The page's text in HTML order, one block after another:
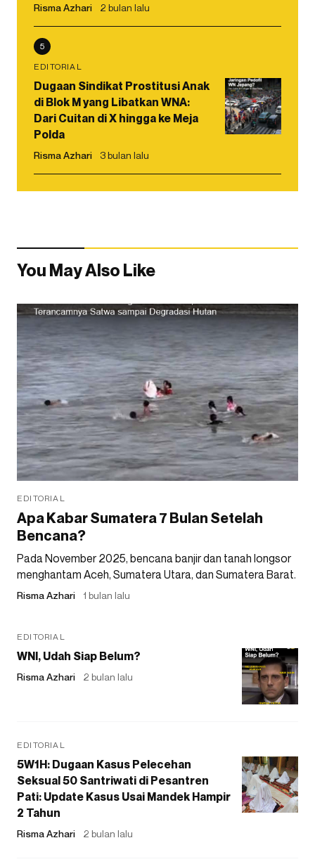
Risma Azhari 2 bulan lalu
5
EDITORIAL
Dugaan Sindikat Prostitusi Anak
di Blok M yang Libatkan WNA:
Dari Cuitan di X hingga ke Meja
Polda
Risma Azhari 3 bulan lalu
You May Also Like
EDITORIAL
Apa Kabar Sumatera 7 Bulan Setelah
Bencana?
Pada November 2025, bencana banjir dan tanah longsor
menghantam Aceh, Sumatera Utara, dan Sumatera Barat.
Risma Azhari 1 bulan lalu
EDITORIAL
WNI, Udah Siap Belum?
Risma Azhari 2 bulan lalu
EDITORIAL
5W1H: Dugaan Kasus Pelecehan
Seksual 50 Santriwati di Pesantren
Pati: Update Kasus Usai Mandek Hampir
2 Tahun
Risma Azhari 2 bulan lalu